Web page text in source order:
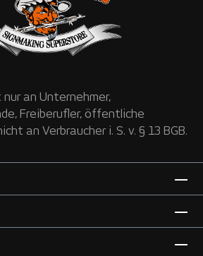
an Unternehmer,
Freiberufler, öffentliche
an Verbraucher i. S. v. § 13 BGB.